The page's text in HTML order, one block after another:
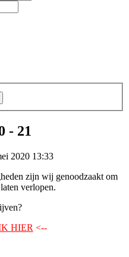
- 21
2020 13:33
zijn wij genoodzaakt om
verlopen.
HIER <--